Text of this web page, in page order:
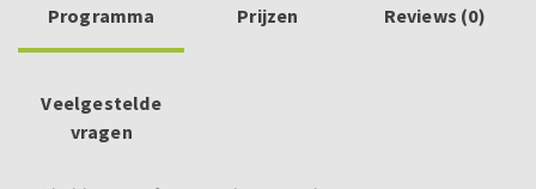
Programma Prijzen Reviews (0)
Veelgestelde
vragen